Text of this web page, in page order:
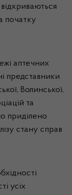
початку
аптечних
представники
Волинської,
та
приділено
стану справ
усіх